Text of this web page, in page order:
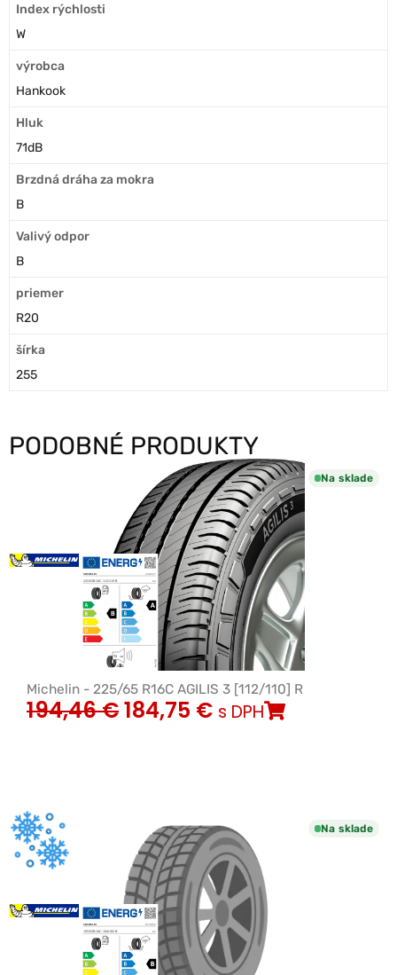
Index rýchlosti
W
výrobca
Hankook
Hluk
71dB
Brzdná dráha za mokra
B
Valivý odpor
B
priemer
R20
šírka
255
PODOBNÉ PRODUKTY
Na sklade
Michelin - 225/65 R16C AGILIS 3 [112/110] R
194,46€184,75 € s DPH
Na sklade